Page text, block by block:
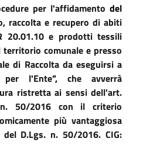
per l'affidamento del
raccolta e recupero di abiti
20.01.10 e prodotti tessili
territorio comunale e presso
di Raccolta da eseguirsi a
l'Ente”, che avverrà
ristretta ai sensi dell'art.
50/2016 con il criterio
più vantaggiosa
D.Lgs. n. 50/2016. CIG: